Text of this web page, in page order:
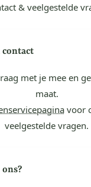
& veelgestelde
met je mee en
maat.
voor
veelgestelde vragen.